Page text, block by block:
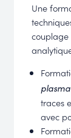
Une
couplage
traces
avec